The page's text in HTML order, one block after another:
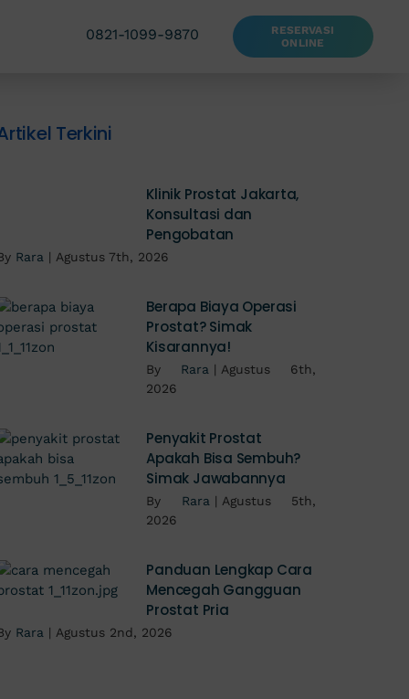
0821-1099-9870
RESERVASI
ONLINE
Terkini
Klinik Prostat Jakarta,
Konsultasi dan
Pengobatan
Rara | Agustus 7th, 2026
Berapa Biaya Operasi
Prostat? Simak
Kisarannya!
By Rara | Agustus 6th,
2026
Penyakit Prostat
Apakah Bisa Sembuh?
Simak Jawabannya
By Rara | Agustus 5th,
2026
Panduan Lengkap Cara
Mencegah Gangguan
Prostat Pria
Rara | Agustus 2nd, 2026